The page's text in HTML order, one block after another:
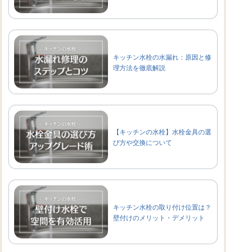
キッチン水栓の水漏れ：原因と修
理方法を徹底解説
【キッチンの水栓】水栓金具の選
び方や交換について
キッチン水栓の取り付け位置は？
壁付けのメリット・デメリット